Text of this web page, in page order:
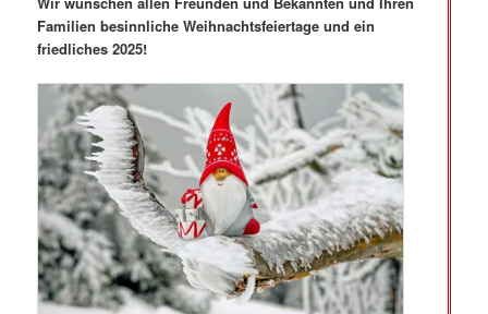
Familien besinnliche Weihnachtsfeiertage und ein
friedliches 2025!